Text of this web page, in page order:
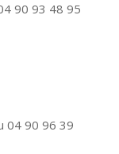
90 93 48 95
04 90 96 39